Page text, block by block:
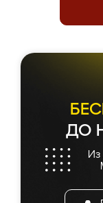
ДО